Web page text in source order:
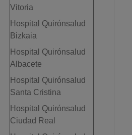
Vitoria
Hospital Quirónsalud
Bizkaia
Hospital Quirónsalud
Albacete
Hospital Quirónsalud
Santa Cristina
Hospital Quirónsalud
Ciudad Real